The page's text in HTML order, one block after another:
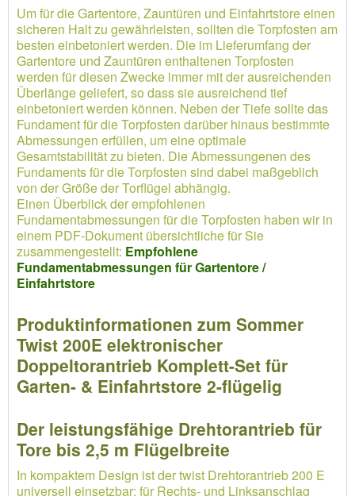
Um für die Gartentore, Zauntüren und Einfahrtstore einen
sicheren Halt zu gewährleisten, sollten die Torpfosten am
besten einbetoniert werden. Die im Lieferumfang der
Gartentore und Zauntüren enthaltenen Torpfosten
werden für diesen Zwecke immer mit der ausreichenden
Überlänge geliefert, so dass sie ausreichend tief
einbetoniert werden können. Neben der Tiefe sollte das
Fundament für die Torpfosten darüber hinaus bestimmte
Abmessungen erfüllen, um eine optimale
Gesamtstabilität zu bieten. Die Abmessungenen des
Fundaments für die Torpfosten sind dabei maßgeblich
von der Größe der Torflügel abhängig.
Einen Überblick der empfohlenen
Fundamentabmessungen für die Torpfosten haben wir in
einem PDF-Dokument übersichtliche für Sie
zusammengestellt: Empfohlene
Fundamentabmessungen für Gartentore /
Einfahrtstore
Produktinformationen zum Sommer
Twist 200E elektronischer
Doppeltorantrieb Komplett-Set für
Garten- & Einfahrtstore 2-flügelig
Der leistungsfähige Drehtorantrieb für
Tore bis 2,5 m Flügelbreite
In kompaktem Design ist der twist Drehtorantrieb 200 E
universell einsetzbar: für Rechts- und Linksanschlag